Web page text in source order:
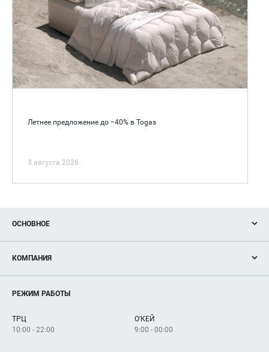
Летнее предложение до −40% в Togas
3 августа 2026
ОСНОВНОЕ
Новости
Магазины
Услуги
КОМПАНИЯ
Рекламодателям
Как добраться
РЕЖИМ РАБОТЫ
ТРЦ
10:00 - 22:00
О'КЕЙ
9:00 - 00:00